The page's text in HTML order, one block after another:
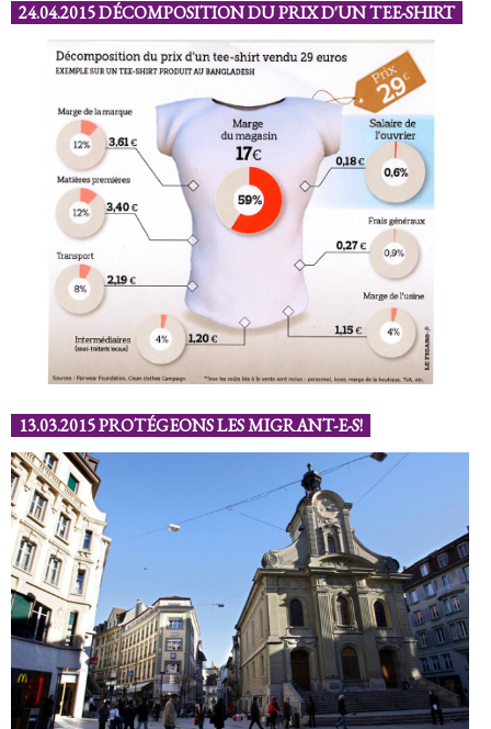
24.04.2015 DÉCOMPOSITION DU PRIX D'UN TEE-SHIRT
13.03.2015 PROTÉGEONS LES MIGRANT-E-S!